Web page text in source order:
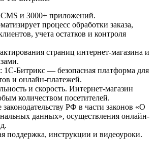
и 3000+ приложений.
процесс обработки заказа,
учета остатков и контроля
страниц интернет-магазина и
1С-Битрикс — безопасная платформа для
и онлайн-платежей.
и скорость. Интернет-магазин
количеством посетителей.
законодательству РФ в части законов «О
данных», осуществления онлайн-
поддержка, инструкции и видеоуроки.